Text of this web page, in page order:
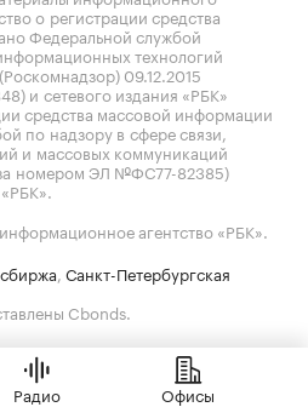
о регистрации средства
Федеральной службой
технологий
09.12.2015
и сетевого издания «РБК»
средства массовой информации
по надзору в сфере связи,
и массовых коммуникаций
номером ЭЛ №ФС77-82385)
агентство «РБК».
Санкт-Петербургская
Cbonds.
Радио Офисы